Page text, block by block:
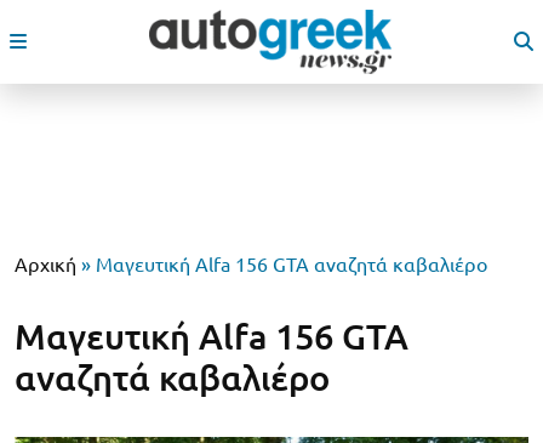
Αρχική » Μαγευτική Alfa 156 GTA αναζητά καβαλιέρο
Μαγευτική Alfa 156 GTA
αναζητά καβαλιέρο